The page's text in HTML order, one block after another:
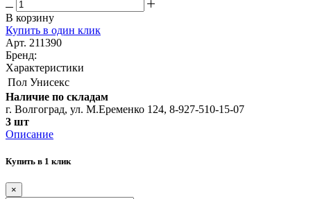
В корзину
Купить в один клик
Арт. 211390
Бренд:
Характеристики
Пол Унисекс
Наличие по складам
г. Волгоград, ул. М.Еременко 124, 8-927-510-15-07
3 шт
Описание
Купить в 1 клик
×